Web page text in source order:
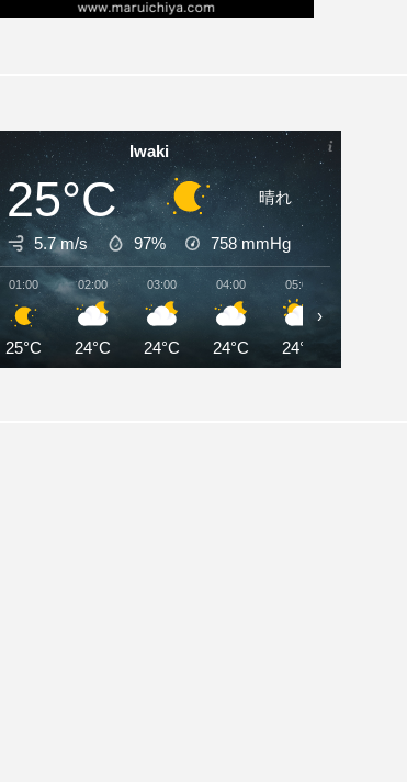
Iwaki
25°C 晴れ
5.7 m/s 97% 758mmHg
01:00
25°C
02:00
24°C
03:00
24°C
04:00
24°C
05:00
24°C
›